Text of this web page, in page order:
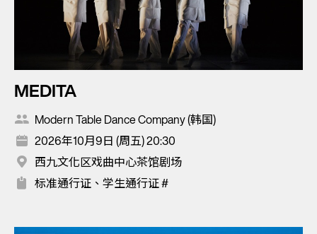
MEDITA
Modern Table Dance Company (韩国)
2026年10月9日 (周五) 20:30
西九文化区戏曲中心茶馆剧场
标准通行证、学生通行证 #